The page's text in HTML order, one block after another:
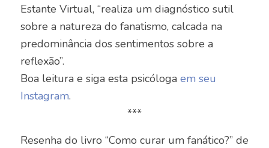
Estante Virtual, “realiza um diagnóstico sutil
sobre a natureza do fanatismo, calcada na
predominância dos sentimentos sobre a
reflexão”.
Boa leitura e siga esta psicóloga em seu
Instagram.
***
Resenha do livro “Como curar um fanático?” de